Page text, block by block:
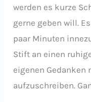
werden es kurze
gerne geben will.
paar Minuten
Stift an einen
eigenen Gedanken
aufzuschreiben.